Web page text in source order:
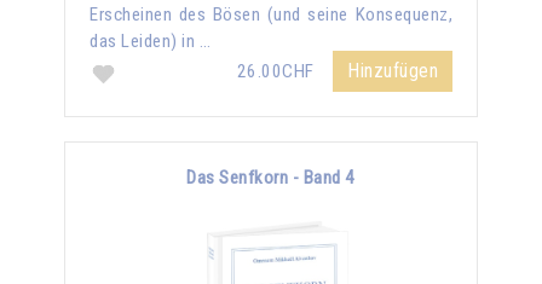
Erscheinen des Bösen (und seine Konsequenz,
das Leiden) in …
26.00CHF
Hinzufügen
Das Senfkorn - Band 4